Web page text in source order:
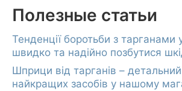
Полезные статьи
Тенденції боротьби з тарганами
швидко та надійно позбутися
Шприци від тарганів –
найкращих засобів у нашому